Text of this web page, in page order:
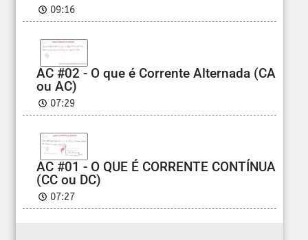
09:16
AC #02 - O que é Corrente Alternada (CA
ou AC)
07:29
AC #01 - O QUE É CORRENTE CONTÍNUA
(CC ou DC)
07:27